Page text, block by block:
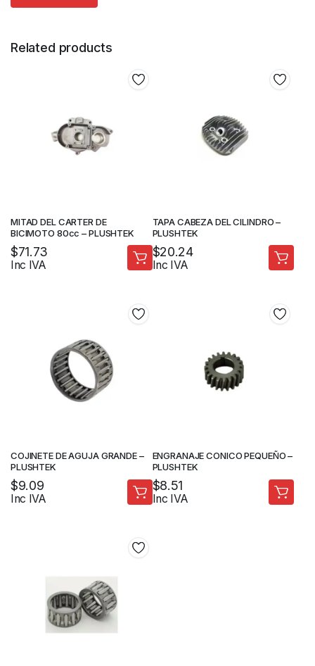
Related products
MITAD DEL CARTER DE
BICIMOTO 80cc – PLUSHTEK
$71.73
Inc IVA
TAPA CABEZA DEL CILINDRO –
PLUSHTEK
$20.24
Inc IVA
COJINETE DE AGUJA GRANDE –
PLUSHTEK
$9.09
Inc IVA
ENGRANAJE CONICO PEQUEÑO –
PLUSHTEK
$8.51
Inc IVA